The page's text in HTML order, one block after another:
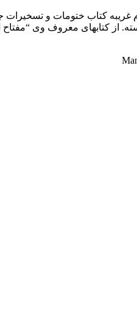
کتاب ختومات و تسخیرات جن
کتابهای معروف وی “مفتاح